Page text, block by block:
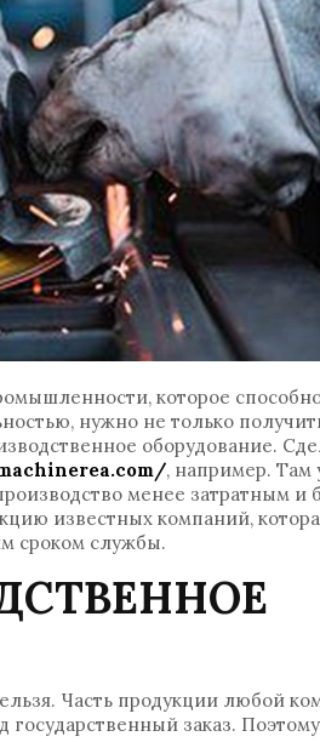
которое
нужно не только
оборудование.
, например. Там
менее затратным и
известных компаний,
сроком службы.
Часть продукции любой
заказ.